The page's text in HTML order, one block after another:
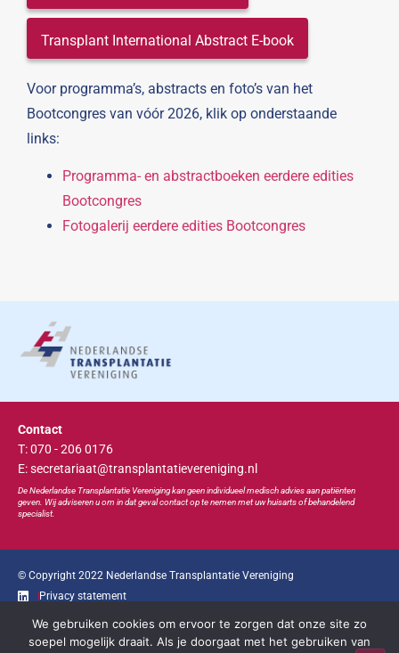
Transplant International Abstract E-book
Voor programma’s, abstracts en foto’s van het
Bootcongres van vóór 2026, klik op onderstaande
links:
Programma- en abstractboeken eerdere edities
Bootcongres
Fotogalerij eerdere edities Bootcongres
Contact
T: 070 - 206 0176
E: secretariaat@transplantatievereniging.nl
De Nederlandse Transplantatie Vereniging kan geen individueel medisch advies aan patiënten
geven. Wij adviseren u om in dat geval contact op te nemen met uw huisarts of behandelend
specialist.
© Copyright 2022 Nederlandse Transplantatie Vereniging
Privacy statement
Ga snel naar...
We gebruiken cookies om ervoor te zorgen dat onze site zo
soepel mogelijk draait. Als je doorgaat met het gebruiken van